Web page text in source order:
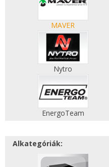
MAVER
Nytro
EnergoTeam
Alkategóriák: